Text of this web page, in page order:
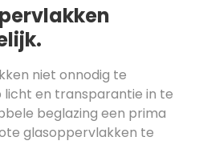
niet onnodig te
en transparantie in te
beglazing een prima
glasoppervlakken te